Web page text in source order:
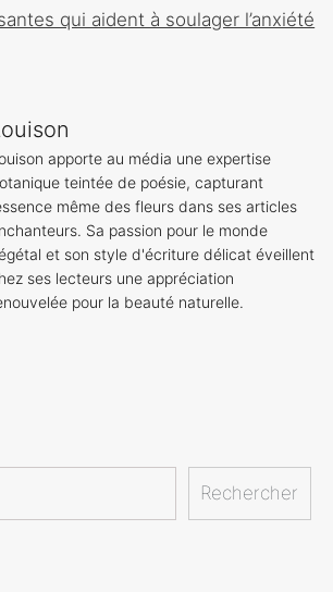
qui aident à soulager l’anxiété
apporte au média une expertise
teintée de poésie, capturant
même des fleurs dans ses articles
Sa passion pour le monde
et son style d'écriture délicat éveillent
ses lecteurs une appréciation
pour la beauté naturelle.
Rechercher